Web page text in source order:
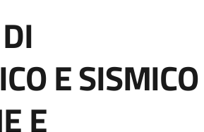
E SISMICO
E